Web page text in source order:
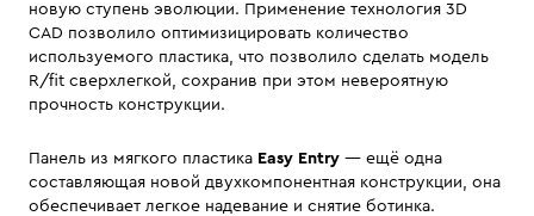
новую ступень эволюции. Применение технология 3D
CAD позволило оптимизицировать количество
используемого пластика, что позволило сделать модель
R/fit сверхлегкой, сохранив при этом невероятную
прочность конструкции.
Панель из мягкого пластика Easy Entry — ещё одна
составляющая новой двухкомпонентная конструкции, она
обеспечивает легкое надевание и снятие ботинка.